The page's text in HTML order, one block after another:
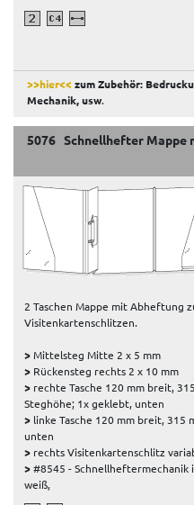
>>hier<<zum Zubehör:
Mechanik, usw.
5076 Schnellhefter Mappe
2 Taschen Mappe mit Abheftung
Visitenkartenschlitzen.
>Mittelsteg Mitte 2 x 5 mm
> Rückensteg rechts 2 x 10 mm
> rechte Tasche 120 mm breit,
Steghöhe; 1x geklebt, unten
> linke Tasche 120 mm breit, 315
unten
> rechts Visitenkartenschlitz
>#8545 - Schnellheftermechanik
weiß,